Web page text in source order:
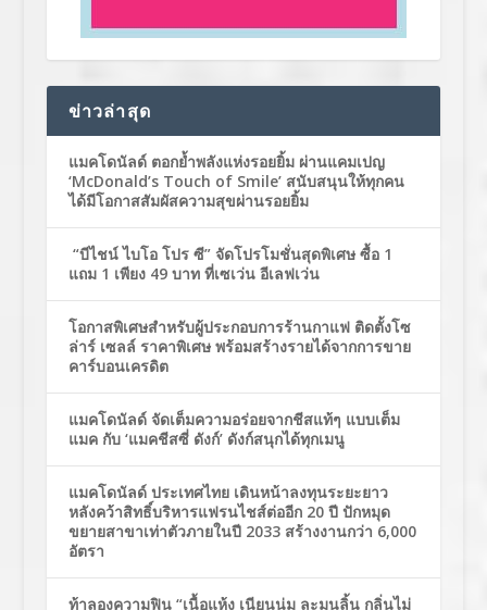
ข่าวล่าสุด
แมคโดนัลด์ ตอกย้ำพลังแห่งรอยยิ้ม ผ่านแคมเปญ
‘McDonald’s Touch of Smile’ สนับสนุนให้ทุกคน
ได้มีโอกาสสัมผัสความสุขผ่านรอยยิ้ม
“บีไชน์ ไบโอ โปร ซี” จัดโปรโมชั่นสุดพิเศษ ซื้อ 1
แถม 1 เพียง 49 บาท ที่เซเว่น อีเลฟเว่น
โอกาสพิเศษสำหรับผู้ประกอบการร้านกาแฟ ติดตั้งโซ
ล่าร์ เซลล์ ราคาพิเศษ พร้อมสร้างรายได้จากการขาย
คาร์บอนเครดิต
แมคโดนัลด์ จัดเต็มความอร่อยจากชีสแท้ๆ แบบเต็ม
แมค กับ ‘แมคชีสซี่ ดังก์’ ดังก์สนุกได้ทุกเมนู
แมคโดนัลด์ ประเทศไทย เดินหน้าลงทุนระยะยาว
หลังคว้าสิทธิ์บริหารแฟรนไชส์ต่ออีก 20 ปี ปักหมุด
ขยายสาขาเท่าตัวภายในปี 2033 สร้างงานกว่า 6,000
อัตรา
ท้าลองความฟิน “เนื้อแห้ง เนียนนุ่ม ละมุนลิ้น กลิ่นไม่